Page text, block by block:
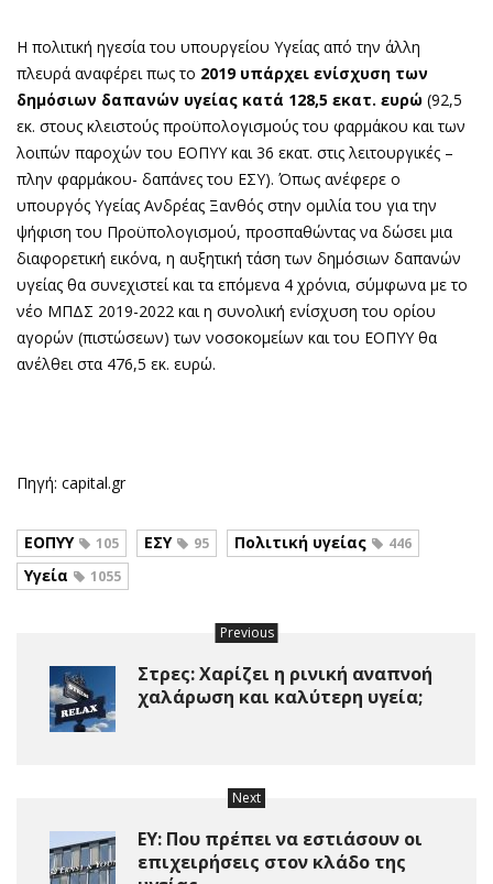
Η πολιτική ηγεσία του υπουργείου Υγείας από την άλλη
πλευρά αναφέρει πως το 2019 υπάρχει ενίσχυση των
δημόσιων δαπανών υγείας κατά 128,5 εκατ. ευρώ (92,5
εκ. στους κλειστούς προϋπολογισμούς του φαρμάκου και των
λοιπών παροχών του ΕΟΠΥΥ και 36 εκατ. στις λειτουργικές –
πλην φαρμάκου- δαπάνες του ΕΣΥ). Όπως ανέφερε ο
υπουργός Υγείας Ανδρέας Ξανθός στην ομιλία του για την
ψήφιση του Προϋπολογισμού, προσπαθώντας να δώσει μια
διαφορετική εικόνα, η αυξητική τάση των δημόσιων δαπανών
υγείας θα συνεχιστεί και τα επόμενα 4 χρόνια, σύμφωνα με το
νέο ΜΠΔΣ 2019-2022 και η συνολική ενίσχυση του ορίου
αγορών (πιστώσεων) των νοσοκομείων και του ΕΟΠΥΥ θα
ανέλθει στα 476,5 εκ. ευρώ.
Πηγή: capital.gr
ΕΟΠΥΥ 105 ΕΣΥ 95 Πολιτική υγείας 446
Υγεία 1055
Previous
Στρες: Χαρίζει η ρινική αναπνοή
χαλάρωση και καλύτερη υγεία;
Next
EY: Που πρέπει να εστιάσουν οι
επιχειρήσεις στον κλάδο της